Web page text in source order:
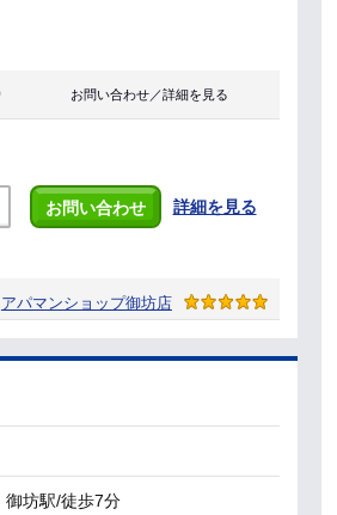
お問い合わせ／詳細を見る
お問い合わせ 詳細を見る
アパマンショップ御坊店
御坊駅/徒歩7分